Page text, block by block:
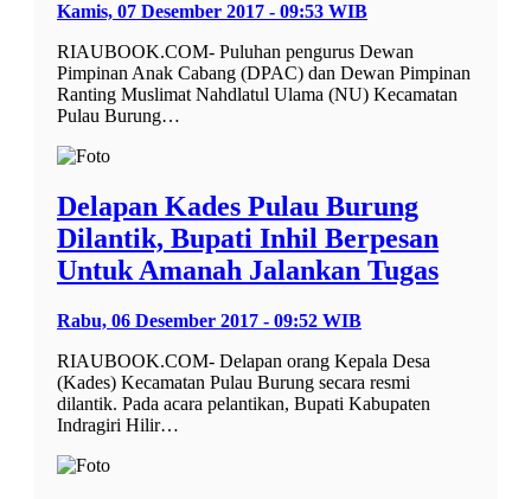
Kamis, 07 Desember 2017 - 09:53 WIB
RIAUBOOK.COM- Puluhan pengurus Dewan
Pimpinan Anak Cabang (DPAC) dan Dewan Pimpinan
Ranting Muslimat Nahdlatul Ulama (NU) Kecamatan
Pulau Burung…
Delapan Kades Pulau Burung
Dilantik, Bupati Inhil Berpesan
Untuk Amanah Jalankan Tugas
Rabu, 06 Desember 2017 - 09:52 WIB
RIAUBOOK.COM- Delapan orang Kepala Desa
(Kades) Kecamatan Pulau Burung secara resmi
dilantik. Pada acara pelantikan, Bupati Kabupaten
Indragiri Hilir…